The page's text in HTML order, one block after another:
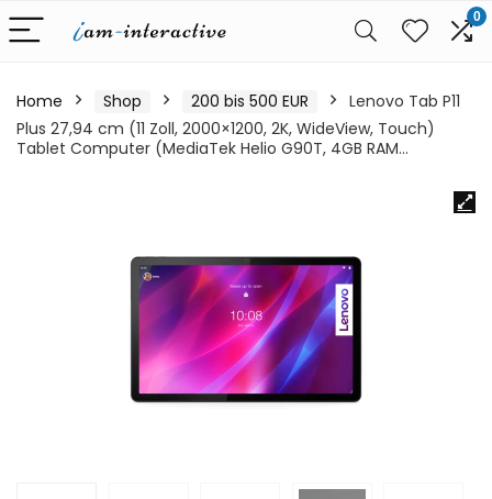
0
Home Shop 200 bis 500 EUR
Lenovo Tab P11
Plus 27,94 cm (11 Zoll, 2000×1200, 2K, WideView, Touch)
Tablet Computer (MediaTek Helio G90T, 4GB RAM…